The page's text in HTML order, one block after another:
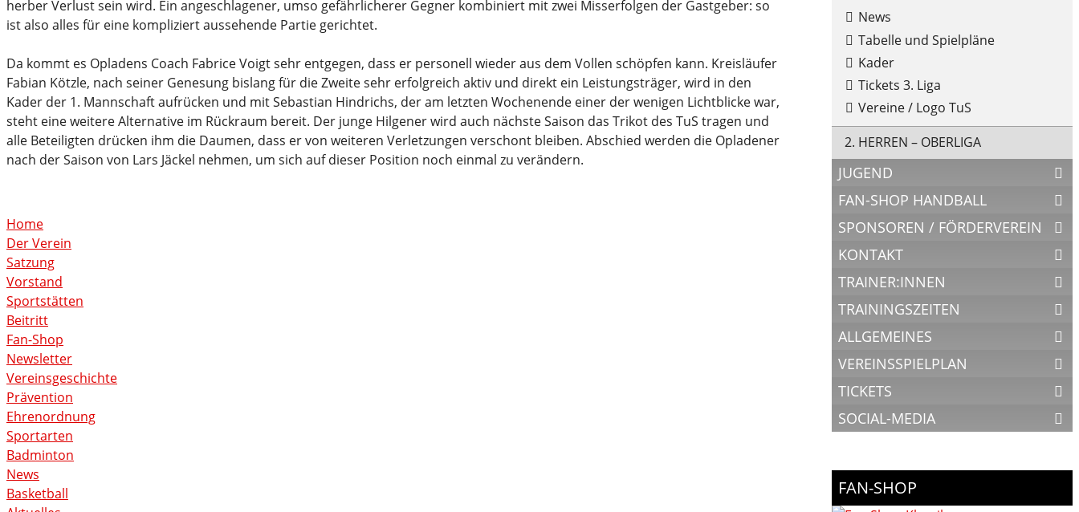
herber Verlust sein wird. Ein angeschlagener, umso gefährlicherer Gegner kombiniert mit zwei Misserfolgen der Gastgeber: so
ist also alles für eine kompliziert aussehende Partie gerichtet.
Da kommt es Opladens Coach Fabrice Voigt sehr entgegen, dass er personell wieder aus dem Vollen schöpfen kann. Kreisläufer
Fabian Kötzle, nach seiner Genesung bislang für die Zweite sehr erfolgreich aktiv und direkt ein Leistungsträger, wird in den
Kader der 1. Mannschaft aufrücken und mit Sebastian Hindrichs, der am letzten Wochenende einer der wenigen Lichtblicke war,
steht eine weitere Alternative im Rückraum bereit. Der junge Hilgener wird auch nächste Saison das Trikot des TuS tragen und
alle Beteiligten drücken ihm die Daumen, dass er von weiteren Verletzungen verschont bleiben. Abschied werden die Opladener
nach der Saison von Lars Jäckel nehmen, um sich auf dieser Position noch einmal zu verändern.
Home
Der Verein
Satzung
Vorstand
Sportstätten
Beitritt
Fan-Shop
Newsletter
Vereinsgeschichte
Prävention
Ehrenordnung
Sportarten
Badminton
News
Basketball
News
Tabelle und Spielpläne
Kader
Tickets 3. Liga
Vereine / Logo TuS
2. HERREN – OBERLIGA
JUGEND
FAN-SHOP HANDBALL
SPONSOREN / FÖRDERVEREIN
KONTAKT
TRAINER:INNEN
TRAININGSZEITEN
ALLGEMEINES
VEREINSSPIELPLAN
TICKETS
SOCIAL-MEDIA
FAN-SHOP